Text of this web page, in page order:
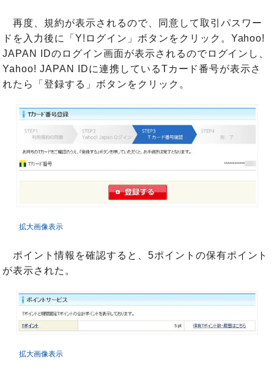
再度、規約が表示されるので、同意して取引パスワー
ドを入力後に「Y!ログイン」ボタンをクリック。Yahoo!
JAPAN IDのログイン画面が表示されるのでログインし、
Yahoo! JAPAN IDに連携しているTカード番号が表示さ
れたら「登録する」ボタンをクリック。
拡大画像表示
ポイント情報を確認すると、5ポイントの保有ポイント
が表示された。
拡大画像表示